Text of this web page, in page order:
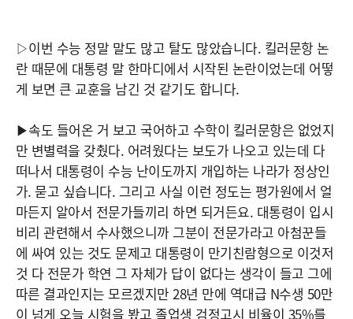
▷이번 수능 정말 말도 많고 탈도 많았습니다. 킬러문항 논
란 때문에 대통령 말 한마디에서 시작된 논란이었는데 어떻
게 보면 큰 교훈을 남긴 것 같기도 합니다.
▶속도 들어온 거 보고 국어하고 수학이 킬러문항은 없었지
만 변별력을 갖췄다. 어려웠다는 보도가 나오고 있는데 다
떠나서 대통령이 수능 난이도까지 개입하는 나라가 정상인
가. 묻고 싶습니다. 그리고 사실 이런 정도는 평가원에서 얼
마든지 알아서 전문가들끼리 하면 되거든요. 대통령이 입시
비리 관련해서 수사했으니까 그분이 전문가라고 아첨꾼들
에 싸여 있는 것도 문제고 대통령이 만기친람형으로 이것저
것 다 전문가 학연 그 자체가 답이 없다는 생각이 들고 그에
따른 결과인지는 모르겠지만 28년 만에 역대급 N수생 50만
이 넘게 오늘 시험을 봤고 졸업생 검정고시 비율이 35%를